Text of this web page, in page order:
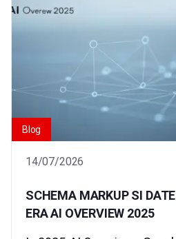
Blog
14/07/2026
SCHEMA MARKUP SI
ERA AI OVERVIEW 2025